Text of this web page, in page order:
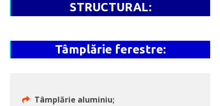
STRUCTURAL:
Tâmplărie ferestre:
Tâmplărie aluminiu;